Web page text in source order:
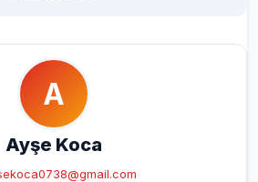
A
Ayşe Koca